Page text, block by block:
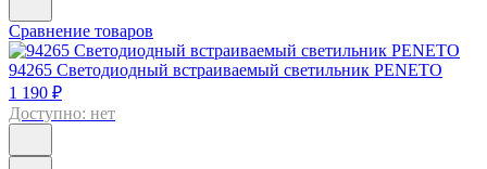
Сравнение товаров
94265 Светодиодный встраиваемый светильник PENETO
1 190 ₽
Доступно: нет